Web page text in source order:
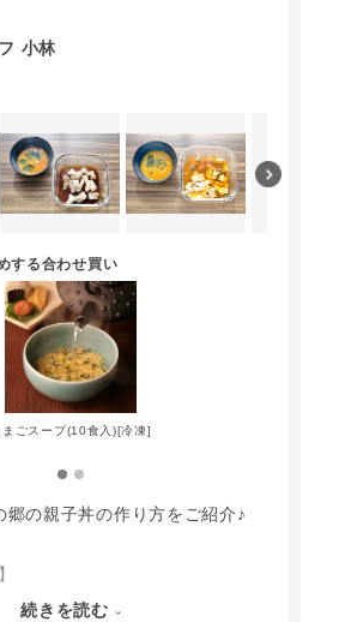
小林
する合わせ買い
まごスープ(10食入)[冷凍]
郷の親子丼の作り方をご紹介♪
（1袋） ・天美卵2個
続きを読む